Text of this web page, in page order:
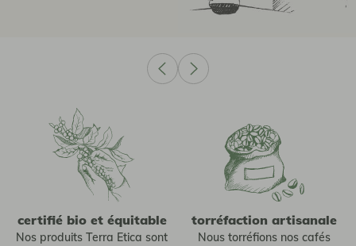
certifié bio et équitable
Nos produits Terra Etica sont
torréfaction artisanale
Nous torréfions nos cafés